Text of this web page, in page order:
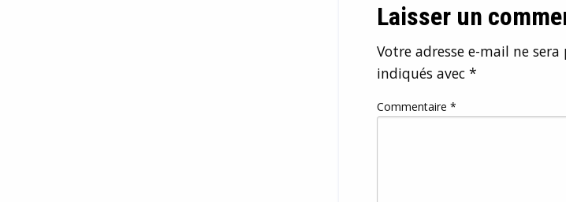
Laisser un
Votre adresse e-mail ne sera
indiqués avec *
Commentaire *